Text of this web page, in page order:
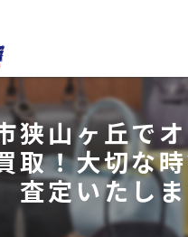
狭山ヶ丘で
取！大切な
査定いたし